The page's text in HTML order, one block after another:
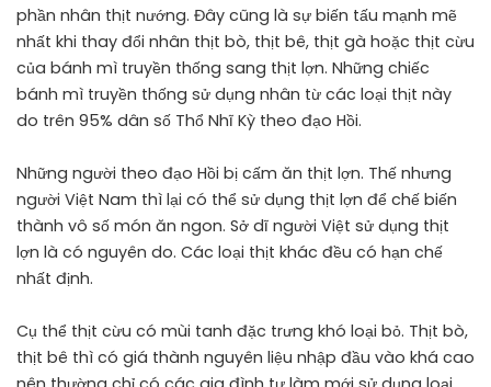
phần nhân thịt nướng. Đây cũng là sự biến tấu mạnh mẽ
nhất khi thay đổi nhân thịt bò, thịt bê, thịt gà hoặc thịt cừu
của bánh mì truyền thống sang thịt lợn. Những chiếc
bánh mì truyền thống sử dụng nhân từ các loại thịt này
do trên 95% dân số Thổ Nhĩ Kỳ theo đạo Hồi.
Những người theo đạo Hồi bị cấm ăn thịt lợn. Thế nhưng
người Việt Nam thì lại có thể sử dụng thịt lợn để chế biến
thành vô số món ăn ngon. Sở dĩ người Việt sử dụng thịt
lợn là có nguyên do. Các loại thịt khác đều có hạn chế
nhất định.
Cụ thể thịt cừu có mùi tanh đặc trưng khó loại bỏ. Thịt bò,
thịt bê thì có giá thành nguyên liệu nhập đầu vào khá cao